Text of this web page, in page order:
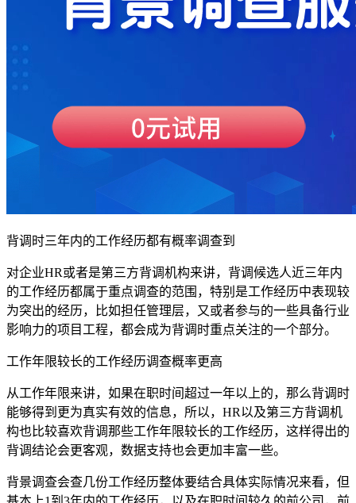
背调时三年内的工作经历都有概率调查到
对企业HR或者是第三方背调机构来讲，背调候选人近三年内
的工作经历都属于重点调查的范围，特别是工作经历中表现较
为突出的经历，比如担任管理层，又或者参与的一些具备行业
影响力的项目工程，都会成为背调时重点关注的一个部分。
工作年限较长的工作经历调查概率更高
从工作年限来讲，如果在职时间超过一年以上的，那么背调时
能够得到更为真实有效的信息，所以，HR以及第三方背调机
构也比较喜欢背调那些工作年限较长的工作经历，这样得出的
背调结论会更客观，数据支持也会更加丰富一些。
背景调查会查几份工作经历整体要结合具体实际情况来看，但